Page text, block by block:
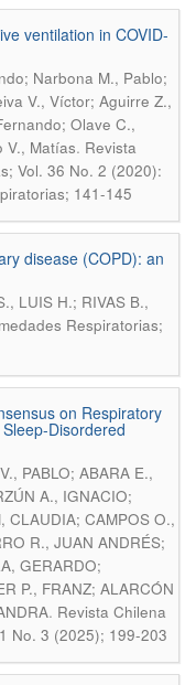
ventilation in COVID-
Narbona M., Pablo;
V., Víctor; Aguirre Z.,
Olave C.,
V., Matías. Revista
Vol. 36 No. 2 (2020):
141-145
disease (COPD): an
LUIS H.; RIVAS B.,
Respiratorias;
on Respiratory
Disordered
PABLO; ABARA E.,
A., IGNACIO;
CLAUDIA; CAMPOS O.,
R., JUAN ANDRÉS;
GERARDO;
P., FRANZ; ALARCÓN
. Revista Chilena
No. 3 (2025); 199-203